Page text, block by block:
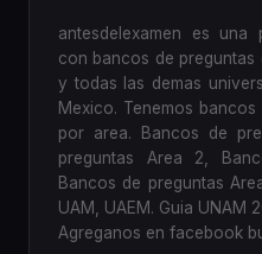
antesdelexamen es una
con bancos de preguntas
y todas las demas
Mexico. Tenemos
por area. Bancos de
preguntas Area 2,
Bancos de preguntas
UAM, UAEM. Guia UNAM
Agreganos en facebook